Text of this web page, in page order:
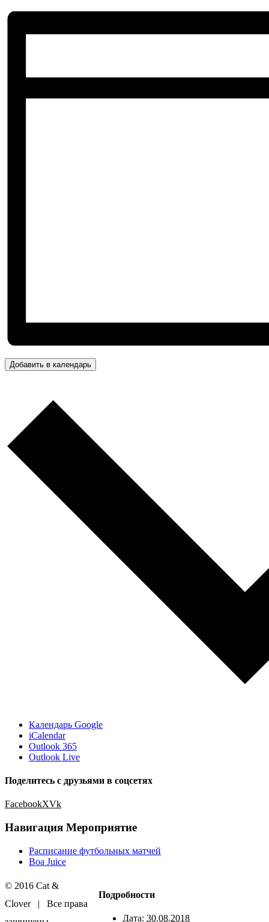
Добавить в календарь
Календарь Google
iCalendar
Outlook 365
Outlook Live
Поделитесь с друзьями в соцсетях
FacebookXVk
Навигация Мероприятие
Расписание футбольных матчей
Boa Juice
Подробности
Дата: 30.08.2018
© 2016 Cat &
Clover | Все права